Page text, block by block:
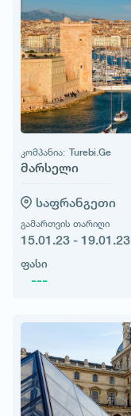
კომპანია: Turebi.Ge
მარსელი
საფრანგეთი
გამართვის თარიღი
15.01.23 - 19.01.23
ფასი
---